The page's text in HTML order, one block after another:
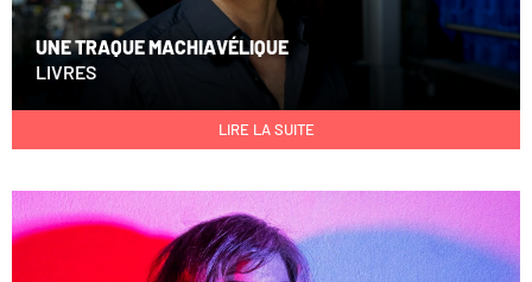
UNE TRAQUE MACHIAVÉLIQUE
LIVRES
LIRE LA SUITE